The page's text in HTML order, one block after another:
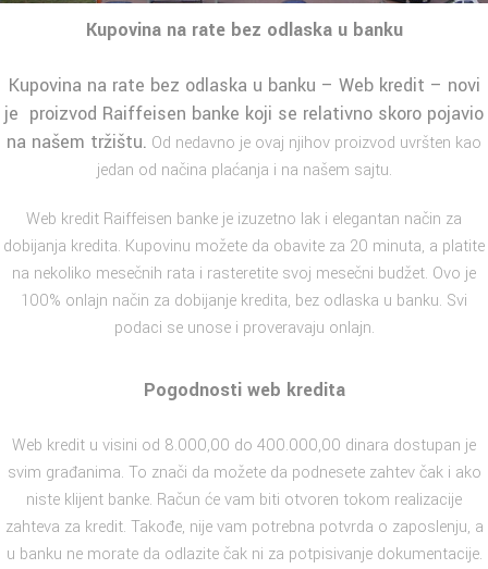
Kupovina na rate bez odlaska u banku
Kupovina na rate bez odlaska u banku – Web kredit – novi
je proizvod Raiffeisen banke koji se relativno skoro pojavio
na našem tržištu. Od nedavno je ovaj njihov proizvod uvršten kao
jedan od načina plaćanja i na našem sajtu.
Web kredit Raiffeisen banke je izuzetno lak i elegantan način za
dobijanja kredita. Kupovinu možete da obavite za 20 minuta, a platite
na nekoliko mesečnih rata i rasteretite svoj mesečni budžet. Ovo je
100% onlajn način za dobijanje kredita, bez odlaska u banku. Svi
podaci se unose i proveravaju onlajn.
Pogodnosti web kredita
Web kredit u visini od 8.000,00 do 400.000,00 dinara dostupan je
svim građanima. To znači da možete da podnesete zahtev čak i ako
niste klijent banke. Račun će vam biti otvoren tokom realizacije
zahteva za kredit. Takođe, nije vam potrebna potvrda o zaposlenju, a
u banku ne morate da odlazite čak ni za potpisivanje dokumentacije.